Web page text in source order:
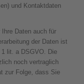
und Kontaktdaten
Ihre Daten auch für
der Daten ist
1 lit. a DSGVO. Die
noch vertraglich
zur Folge, dass Sie